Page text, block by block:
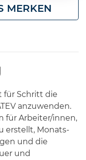
MERKEN
für Schritt die
anzuwenden.
für Arbeiter/innen,
erstellt, Monats-
und die
und